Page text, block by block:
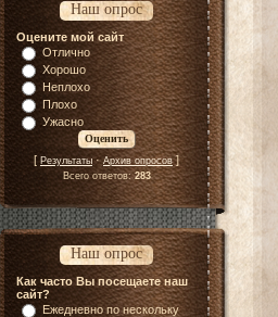
Наш опрос
Оцените мой сайт
Отлично
Хорошо
Неплохо
Плохо
Ужасно
[ Результаты·Архив опросов]
Всего ответов:283
Наш опрос
Как часто Вы посещаете наш
сайт?
Ежедневно по нескольку